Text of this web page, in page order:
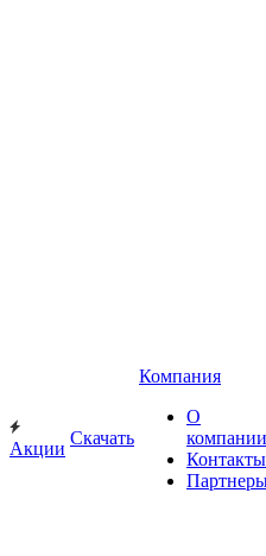
Акции
Скачать
Компания
О
компании
Контакты